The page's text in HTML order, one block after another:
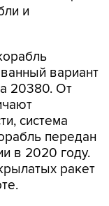
и
вариант
20380. От
система
передан
в 2020 году.
ракет